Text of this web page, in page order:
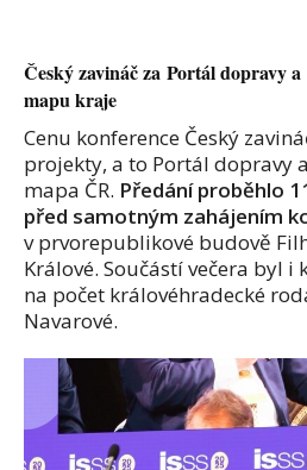
Český zavináč za Portál dopravy
mapu kraje
Cenu konference Český
projekty, a to Portál dopravy
mapa ČR. Předání proběhlo
před samotným zahájením
v prvorepublikové budově
Králové. Součástí večera byl i
na počet královéhradecké
Navarové.